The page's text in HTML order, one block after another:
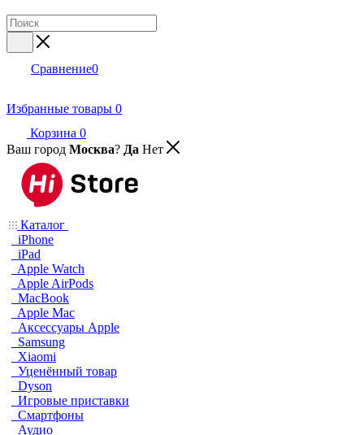
Сравнение0
Избранные товары 0
Корзина 0
Ваш город Москва? Да Нет
Каталог
iPhone
iPad
Apple Watch
Apple AirPods
MacBook
Apple Mac
Аксессуары Apple
Samsung
Xiaomi
Уценённый товар
Dyson
Игровые приставки
Смартфоны
Аудио